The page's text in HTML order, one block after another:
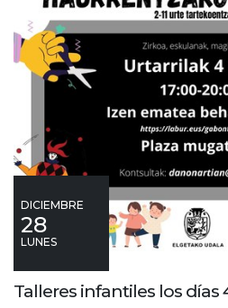
DICIEMBRE
28
LUNES
Talleres infantiles los días